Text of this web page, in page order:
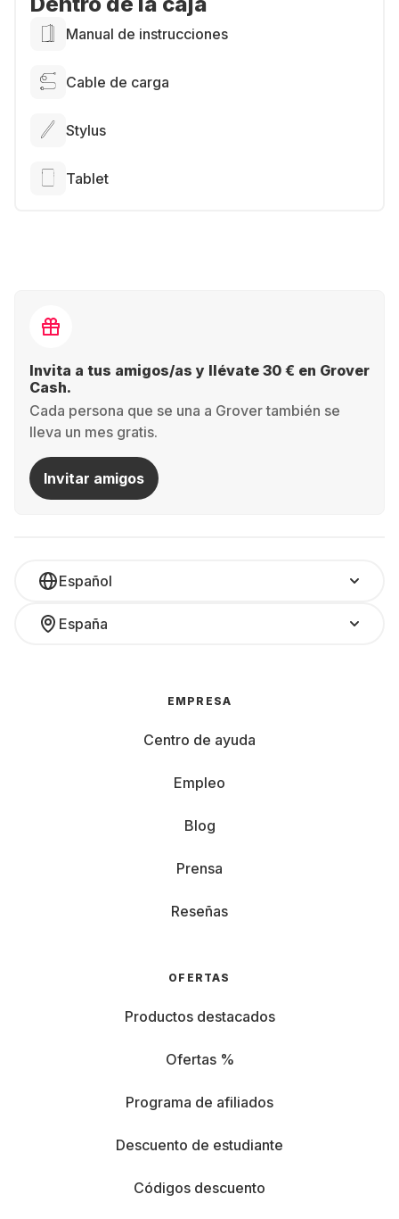
Manual de instrucciones
Cable de carga
Stylus
Tablet
Invita a tus amigos/as y llévate 30 € en Grover
Cash.
Cada persona que se una a Grover también se
lleva un mes gratis.
Invitar amigos
Español
España
EMPRESA
Centro de ayuda
Empleo
Blog
Prensa
Reseñas
OFERTAS
Productos destacados
Ofertas %
Programa de afiliados
Descuento de estudiante
Códigos descuento